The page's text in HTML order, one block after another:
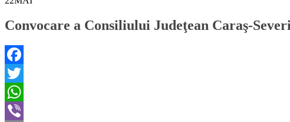
Convocare a Consiliului Judeţean Caraş-
Facebook
Twitter
WhatsApp